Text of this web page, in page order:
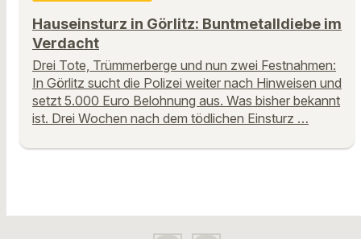
Hauseinsturz in Görlitz: Buntmetalldiebe im
Verdacht
Drei Tote, Trümmerberge und nun zwei Festnahmen:
In Görlitz sucht die Polizei weiter nach Hinweisen und
setzt 5.000 Euro Belohnung aus. Was bisher bekannt
ist. Drei Wochen nach dem tödlichen Einsturz …